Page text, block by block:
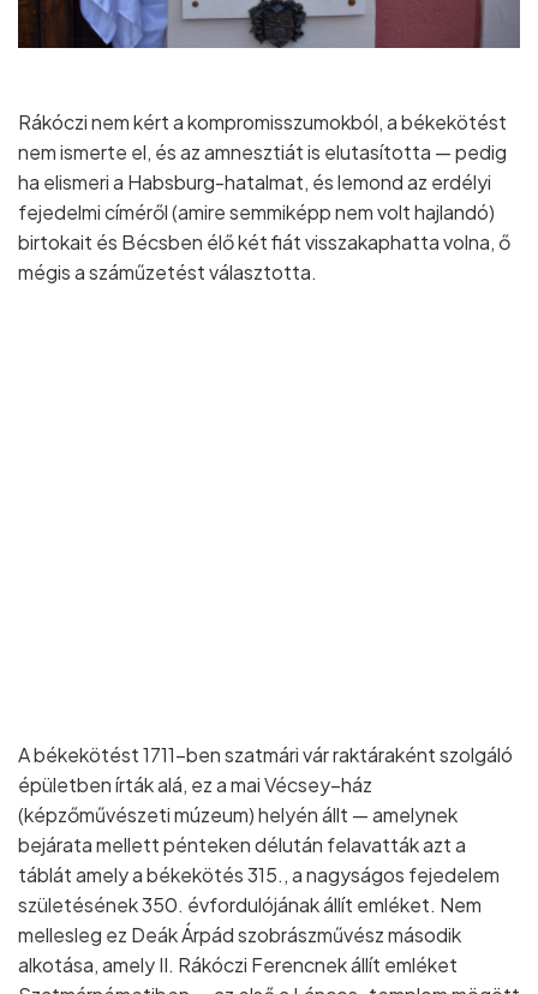
Rákóczi nem kért a kompromisszumokból, a békekötést
nem ismerte el, és az amnesztiát is elutasította — pedig
ha elismeri a Habsburg-hatalmat, és lemond az erdélyi
fejedelmi címéről (amire semmiképp nem volt hajlandó)
birtokait és Bécsben élő két fiát visszakaphatta volna, ő
mégis a száműzetést választotta.
A békekötést 1711–ben szatmári vár raktáraként szolgáló
épületben írták alá, ez a mai Vécsey–ház
(képzőművészeti múzeum) helyén állt — amelynek
bejárata mellett pénteken délután felavatták azt a
táblát amely a békekötés 315., a nagyságos fejedelem
születésének 350. évfordulójának állít emléket. Nem
mellesleg ez Deák Árpád szobrászművész második
alkotása, amely II. Rákóczi Ferencnek állít emléket